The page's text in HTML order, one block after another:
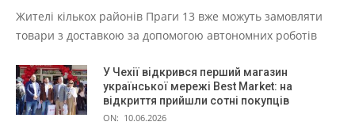
Жителі кількох районів Праги 13 вже можуть замовляти
товари з доставкою за допомогою автономних роботів
У Чехії відкрився перший магазин
української мережі Best Market: на
відкриття прийшли сотні покупців
ON: 10.06.2026